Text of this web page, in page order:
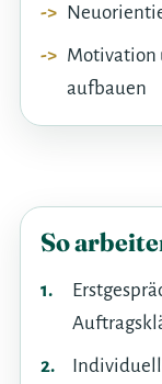
Motivation
aufbauen
So